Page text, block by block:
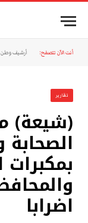
أنت الآن تتصفح: أرشيف وطن
تقارير
(شيعة)
اضرابا